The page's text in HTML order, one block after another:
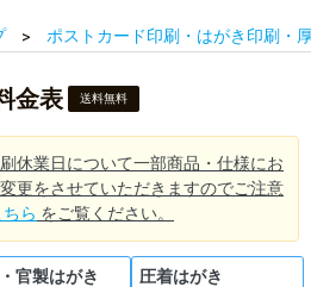
ポストカード印刷・はがき印刷・
金表 送料無料
休業日について一部商品・仕様にお
更をさせていただきますのでご注意
ちら をご覧ください。
官製はがき 圧着はがき